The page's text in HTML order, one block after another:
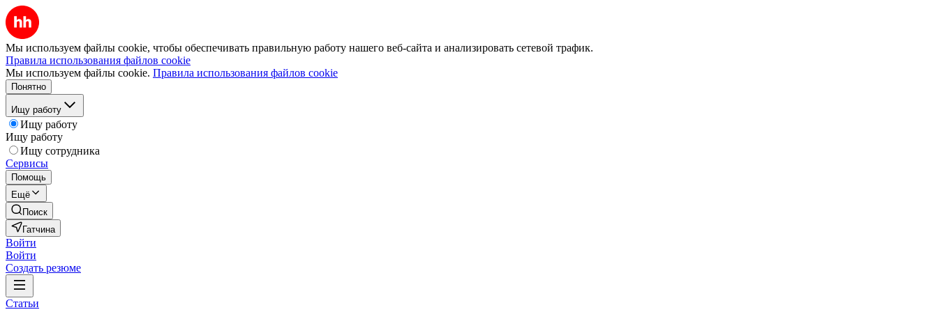
Мы используем файлы cookie, чтобы обеспечивать правильную работу нашего веб-сайта и анализировать сетевой трафик.
Правила использования файлов cookie
Мы используем файлы cookie. Правила использования файлов cookie
Понятно
Ищу работу
Ищу работу
Ищу работу
Ищу сотрудника
Сервисы
Помощь
Ещё
Поиск
Гатчина
Войти
Войти
Создать резюме
Статьи